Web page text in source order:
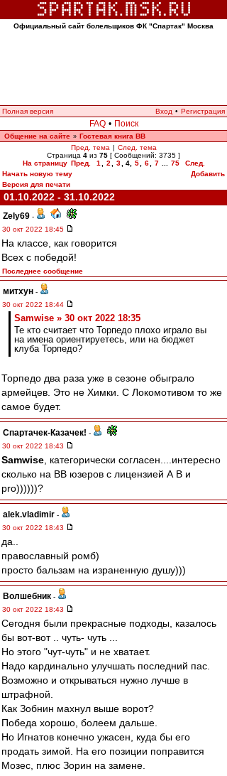
Официальный сайт болельщиков ФК "Спартак" Москва
Полная версия Вход • Регистрация
FAQ • Поиск
Общение на сайте » Гостевая книга ВВ
Пред. тема | След. тема
Страница 4 из 75 [ Сообщений: 3735 ]
На страницу Пред. 1 2 3 4, 5 6 7 75
След.
Начать новую тему
Добавить
Версия для печати
01.10.2022 - 31.10.2022
Zely69 -
30 окт 2022 18:45
На классе, как говорится
Всех с победой!
Последнее сообщение
митхун -
30 окт 2022 18:44
Samwise » 30 окт 2022 18:35
Те кто считает что Торпедо плохо играло вы
на имена ориентируетесь, или на бюджет
клуба Торпедо?
Торпедо два раза уже в сезоне обыграло
армейцев. Это не Химки. С Локомотивом то же
самое будет.
Спартачек-Казачек! -
30 окт 2022 18:43
Samwise , категорически согласен....интересно
сколько на ВВ юзеров с лицензией А В и
pro))))))?
alek.vladimir -
30 окт 2022 18:43
да..
православный ромб)
просто бальзам на израненную душу)))
Волшебник -
30 окт 2022 18:43
Сегодня были прекрасные подходы, казалось
бы вот-вот .. чуть- чуть ...
Но этого "чут-чуть" и не хватает.
Надо кардинально улучшать последний пас.
Возможно и открываться нужно лучше в
штрафной.
Как Зобнин махнул выше ворот?
Победа хорошо, болеем дальше.
Но Игнатов конечно ужасен, куда бы его
продать зимой. На его позиции поправится
Мозес, плюс Зорин на замене.